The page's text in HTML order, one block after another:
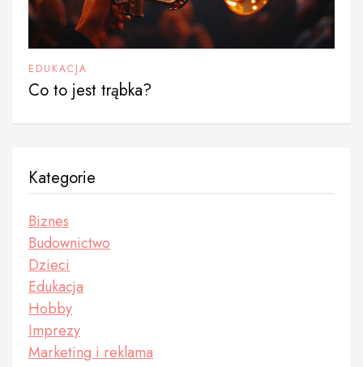
EDUKACJA
Co to jest trąbka?
Kategorie
Biznes
Budownictwo
Dzieci
Edukacja
Hobby
Imprezy
Marketing i reklama